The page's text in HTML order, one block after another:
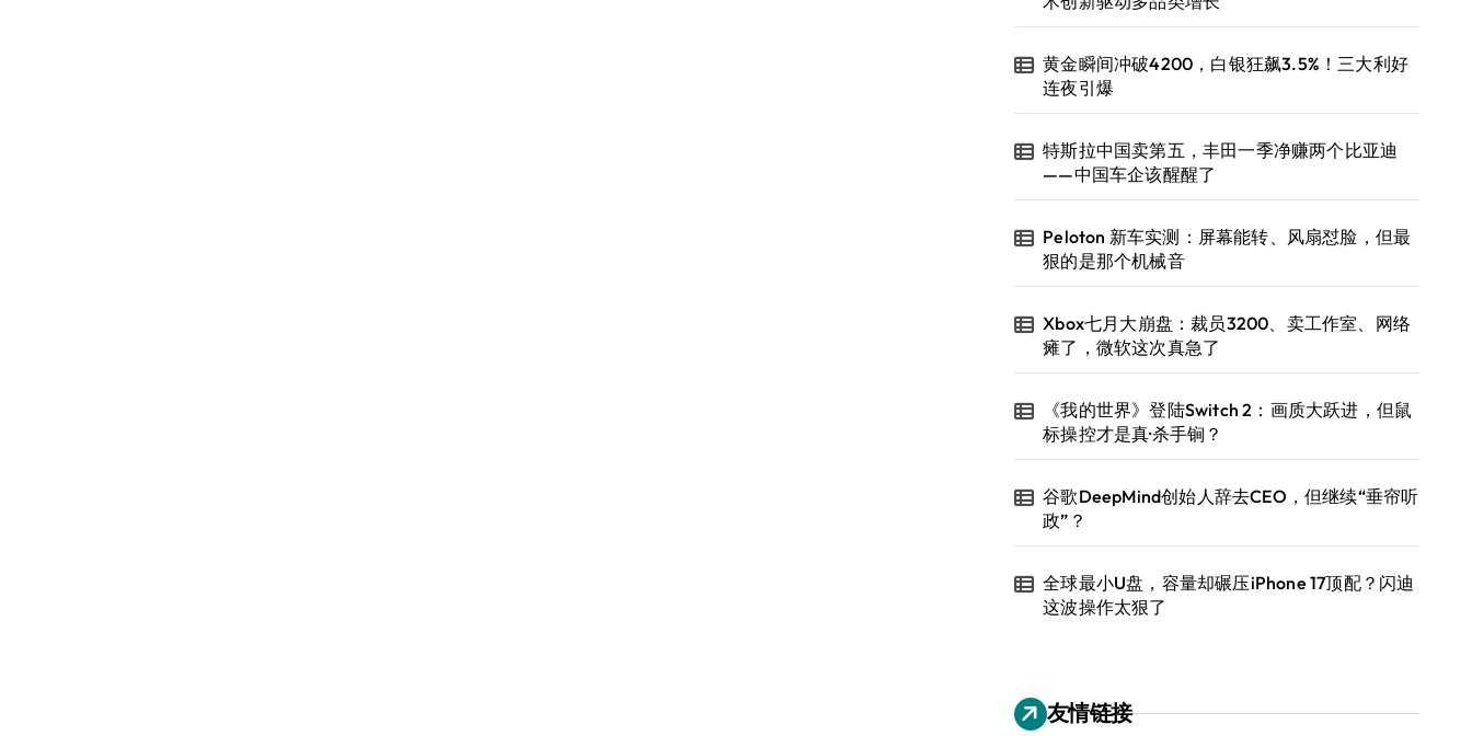
黄金瞬间冲破4200，白银狂飙3.5%！三大利好
连夜引爆
特斯拉中国卖第五，丰田一季净赚两个比亚迪
——中国车企该醒醒了
Peloton 新车实测：屏幕能转、风扇怼脸，但最
狠的是那个机械音
Xbox七月大崩盘：裁员3200、卖工作室、网络
瘫了，微软这次真急了
《我的世界》登陆Switch 2：画质大跃进，但鼠
标操控才是真·杀手锏？
谷歌DeepMind创始人辞去CEO，但继续“垂帘听
政”？
全球最小U盘，容量却碾压iPhone 17顶配？闪迪
这波操作太狠了
友情链接